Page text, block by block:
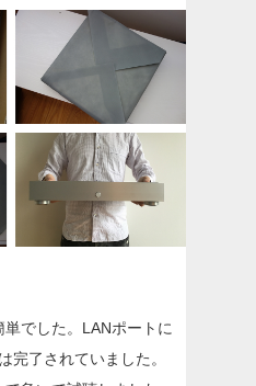
でした。LANポートに
完了されていました。